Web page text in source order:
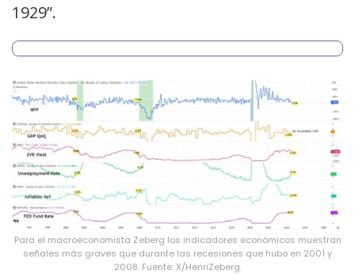
1929”.
Para el macroeconomista Zeberg los indicadores económicos muestran
señales más graves que durante las recesiones que hubo en 2001 y
2008. Fuente: X/HenriZeberg.